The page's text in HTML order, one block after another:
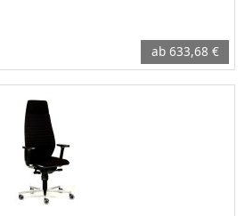
ab 633,68 €